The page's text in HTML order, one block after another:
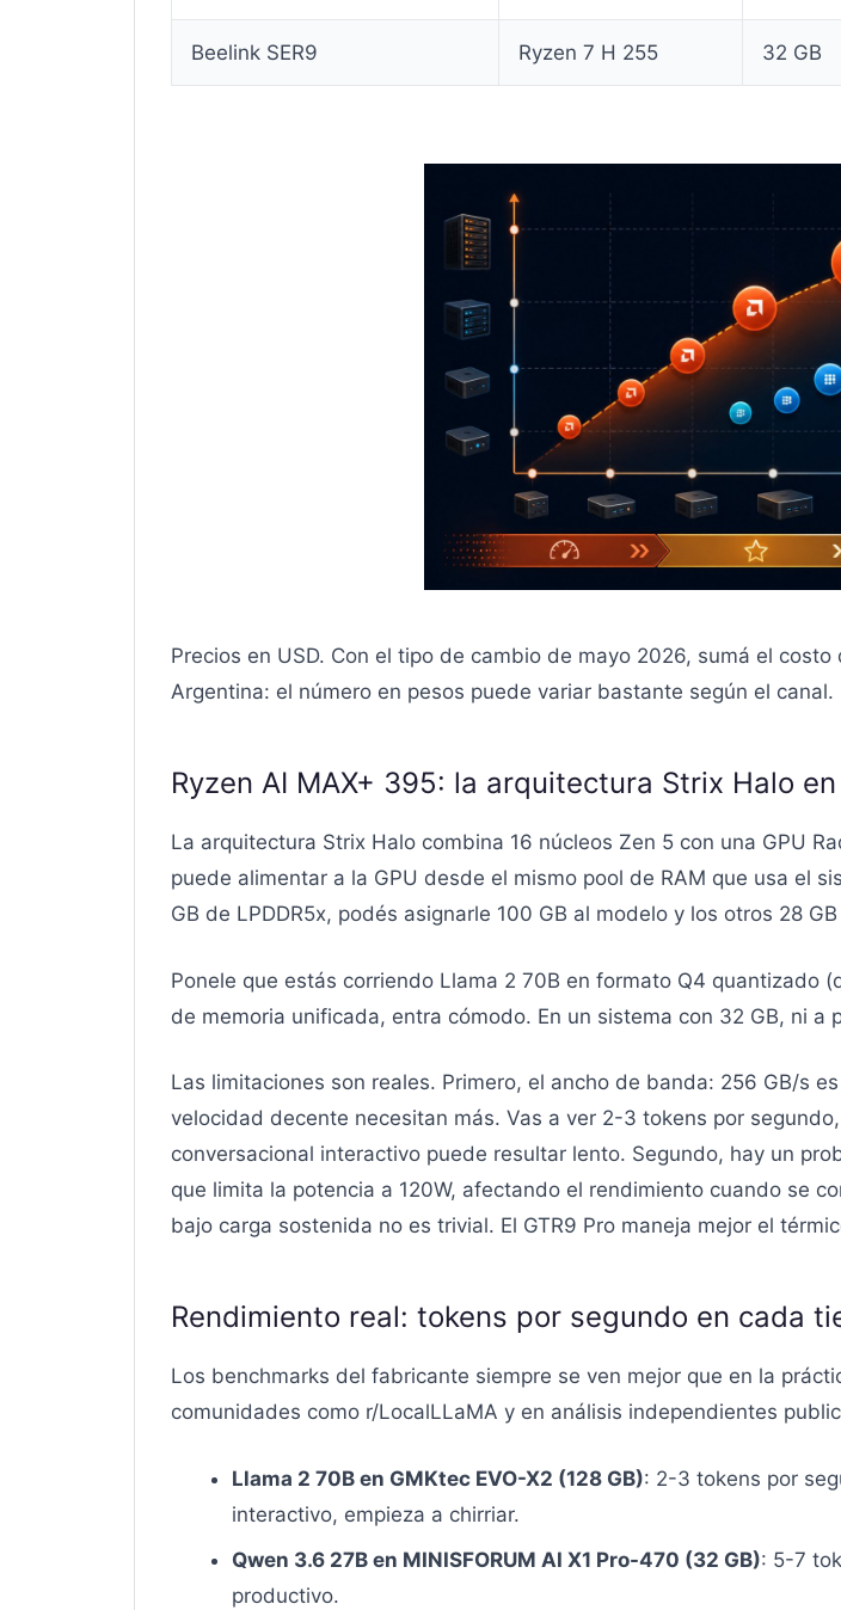
Beelink SER9 Ryzen 7 H 255 32 GB
Precios en USD. Con el tipo de cambio de mayo 2026, sumá el
Argentina: el número en pesos puede variar bastante según el canal.
Ryzen AI MAX+ 395: la arquitectura Strix Halo
La arquitectura Strix Halo combina 16 núcleos Zen 5 con una GPU
puede alimentar a la GPU desde el mismo pool de RAM que usa el
GB de LPDDR5x, podés asignarle 100 GB al modelo y los otros 28
Ponele que estás corriendo Llama 2 70B en formato Q4 quantizado
de memoria unificada, entra cómodo. En un sistema con 32 GB, ni a
Las limitaciones son reales. Primero, el ancho de banda: 256 GB/s
velocidad decente necesitan más. Vas a ver 2-3 tokens por
conversacional interactivo puede resultar lento. Segundo, hay un
que limita la potencia a 120W, afectando el rendimiento cuando se
bajo carga sostenida no es trivial. El GTR9 Pro maneja mejor el
Rendimiento real: tokens por segundo en cada
Los benchmarks del fabricante siempre se ven mejor que en la
comunidades como r/LocalLLaMA y en análisis independientes
Llama 2 70B en GMKtec EVO-X2 (128 GB): 2-3 tokens por
interactivo, empieza a chirriar.
Qwen 3.6 27B en MINISFORUM AI X1 Pro-470 (32 GB): 5-7
productivo.